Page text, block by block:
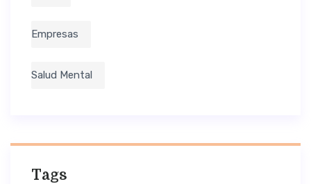
Empresas
Salud Mental
Tags